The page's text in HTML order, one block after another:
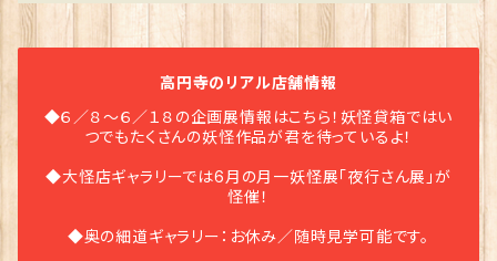
高円寺のリアル店舗情報
◆６／８〜６／１８の企画展情報はこちら！妖怪貸箱ではい
つでもたくさんの妖怪作品が君を待っているよ！
◆大怪店ギャラリーでは6月の月一妖怪展「夜行さん展」が
怪催！
◆奥の細道ギャラリー：お休み／随時見学可能です。